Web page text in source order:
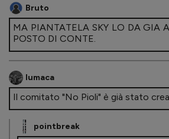
Bruto
MA PIANTATELA SKY LO DA GIA
POSTO DI CONTE.
lumaca
Il comitato "No Pioli" è già stato
pointbreak